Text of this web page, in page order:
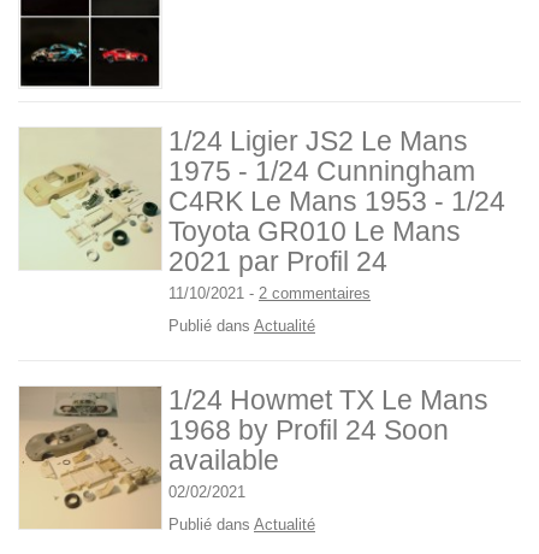
1/24 Ligier JS2 Le Mans
1975 - 1/24 Cunningham
C4RK Le Mans 1953 - 1/24
Toyota GR010 Le Mans
2021 par Profil 24
11/10/2021 - 2 commentaires
Publié dans Actualité
1/24 Howmet TX Le Mans
1968 by Profil 24 Soon
available
02/02/2021
Publié dans Actualité